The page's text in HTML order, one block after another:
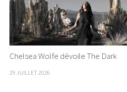
I-taweh
Chelsea Wolfe dévoile The Dark
29 JUILLET 2026